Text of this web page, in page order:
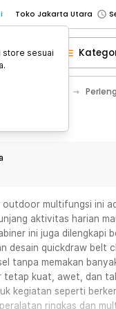
Toko Jakarta Utara
Toko Tangerang
Toko Cikupa
Pick n Go Jakarta Barat
Pick n Go Bekasi
Toko Tangerang
Toko Cikupa
Pick n Go Jakarta Barat
Pick n Go Bekasi
Pick n Go Depok
outdoor multifungsi ini
aktivitas harian
ini juga dilengkapi
desain quickdraw belt
tanpa memakan
tetap kuat, awet, dan
kegiatan seperti
ringkas dan
store sesuai